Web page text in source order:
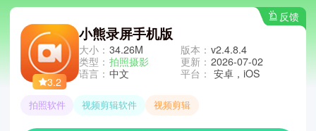
反馈
3.2
小熊录屏手机版
大小： 34.26M
类型： 拍照摄影
语言： 中文
版本： v2.4.8.4
更新： 2026-07-02
平台： 安卓，iOS
拍照软件 视频剪辑软件 视频剪辑